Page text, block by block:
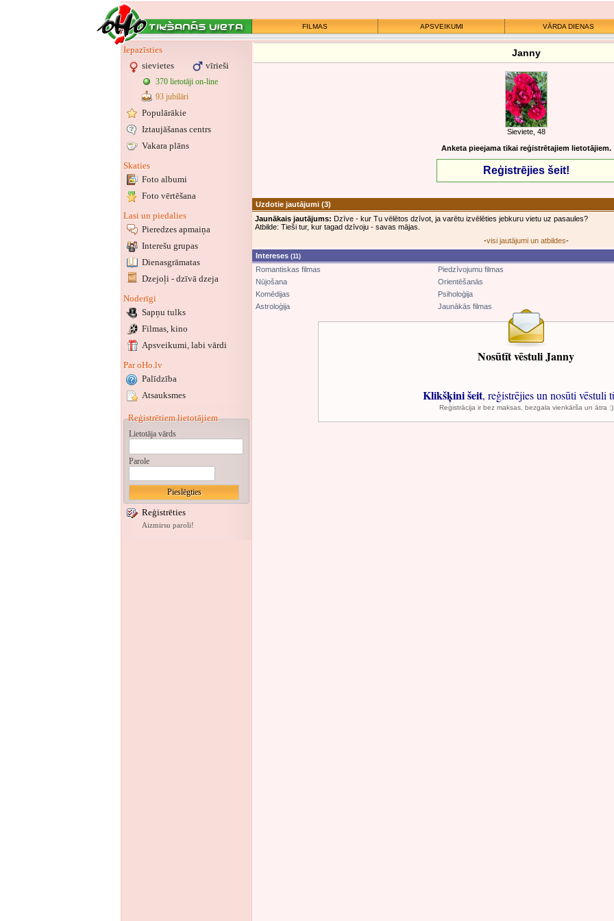
FILMAS APSVEIKUMI VĀRDA DIENAS
Iepazīsties
sievietes
vīrieši
370 lietotāji on-line
93 jubilāri
Populārākie
Iztaujāšanas centrs
Vakara plāns
Skaties
Foto albumi
Foto vērtēšana
Lasi un piedalies
Pieredzes apmaiņa
Interešu grupas
Dienasgrāmatas
Dzejoļi - dzīvā dzeja
Noderīgi
Sapņu tulks
Filmas, kino
Apsveikumi, labi vārdi
Par oHo.lv
Palīdzība
Atsauksmes
Reģistrētiem lietotājiem
Lietotāja vārds
Parole
Reģistrēties
Aizmirsu paroli!
Janny
Sieviete, 48
Anketa pieejama tikai reģistrētajiem lietotājiem.
Reģistrējies šeit!
Uzdotie jautājumi (3)
Jaunākais jautājums: Dzīve - kur Tu vēlētos dzīvot, ja varētu izvēlēties jebkuru vietu uz pasaules?
Atbilde: Tieši tur, kur tagad dzīvoju - savas mājas.
-visi jautājumi un atbildes-
Intereses (11)
Romantiskas filmas Piedzīvojumu filmas
Nūjošana
Orientēšanās
Komēdijas
Psiholoģija
Astroloģija
Jaunākās filmas
Nosūtīt vēstuli Janny
Klikšķini šeit, reģistrējies un nosūti vēstuli
Reģistrācija ir bez maksas, bezgala vienkārša un ātra :)